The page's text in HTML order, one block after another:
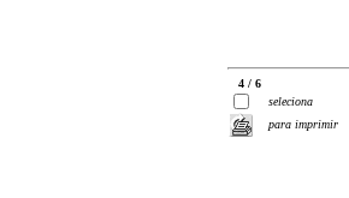
4 / 6
seleciona
para imprimir